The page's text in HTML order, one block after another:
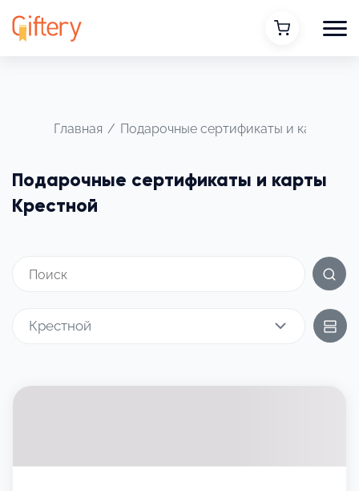
Главная / Подарочные сертификаты и карты
Подарочные сертификаты и карты
Крестной
Крестной